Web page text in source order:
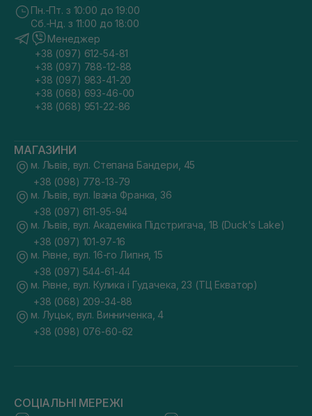
Пн.-Пт. з 10:00 до 19:00
Сб.-Нд. з 11:00 до 18:00
Менеджер
+38 (097) 612-54-81
+38 (097) 788-12-88
+38 (097) 983-41-20
+38 (068) 693-46-00
+38 (068) 951-22-86
МАГАЗИНИ
м. Львів, вул. Степана Бандери, 45
+38 (098) 778-13-79
м. Львів, вул. Івана Франка, 36
+38 (097) 611-95-94
м. Львів, вул. Академіка Підстригача, 1В (Duck's Lake)
+38 (097) 101-97-16
м. Рівне, вул. 16-го Липня, 15
+38 (097) 544-61-44
м. Рівне, вул. Кулика і Гудачека, 23 (ТЦ Екватор)
+38 (068) 209-34-88
м. Луцьк, вул. Винниченка, 4
+38 (098) 076-60-62
СОЦІАЛЬНІ МЕРЕЖІ